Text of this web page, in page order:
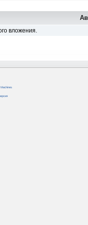
вложения.